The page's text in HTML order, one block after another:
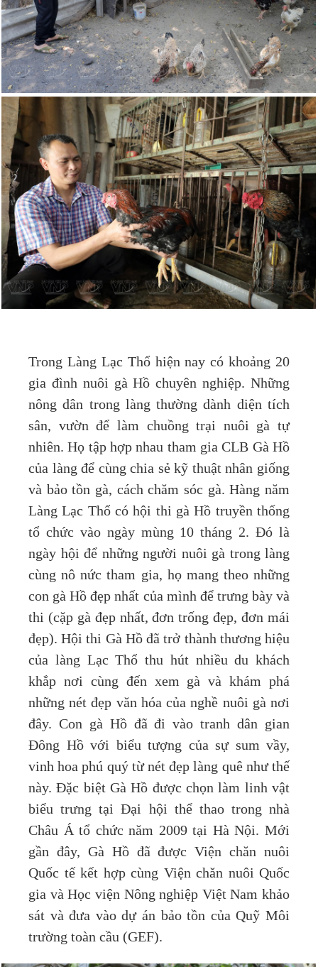
Trong Làng Lạc Thổ hiện nay có khoảng 20
gia đình nuôi gà Hồ chuyên nghiệp. Những
nông dân trong làng thường dành diện tích
sân, vườn để làm chuồng trại nuôi gà tự
nhiên. Họ tập hợp nhau tham gia CLB Gà Hồ
của làng để cùng chia sẻ kỹ thuật nhân giống
và bảo tồn gà, cách chăm sóc gà. Hàng năm
Làng Lạc Thổ có hội thi gà Hồ truyền thống
tổ chức vào ngày mùng 10 tháng 2. Đó là
ngày hội để những người nuôi gà trong làng
cùng nô nức tham gia, họ mang theo những
con gà Hồ đẹp nhất của mình để trưng bày và
thi (cặp gà đẹp nhất, đơn trống đẹp, đơn mái
đẹp). Hội thi Gà Hồ đã trở thành thương hiệu
của làng Lạc Thổ thu hút nhiều du khách
khắp nơi cùng đến xem gà và khám phá
những nét đẹp văn hóa của nghề nuôi gà nơi
đây. Con gà Hồ đã đi vào tranh dân gian
Đông Hồ với biểu tượng của sự sum vầy,
vinh hoa phú quý từ nét đẹp làng quê như thế
này. Đặc biệt Gà Hồ được chọn làm linh vật
biểu trưng tại Đại hội thể thao trong nhà
Châu Á tổ chức năm 2009 tại Hà Nội. Mới
gần đây, Gà Hồ đã được Viện chăn nuôi
Quốc tế kết hợp cùng Viện chăn nuôi Quốc
gia và Học viện Nông nghiệp Việt Nam khảo
sát và đưa vào dự án bảo tồn của Quỹ Môi
trường toàn cầu (GEF).